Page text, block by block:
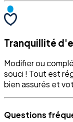
Tranquillité
Modifier ou
souci ! Tout est
bien assurés et
Questions